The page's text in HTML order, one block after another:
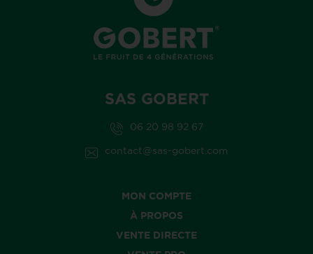
SAS GOBERT
06 20 98 92 67
contact@sas-gobert.com
MON COMPTE
À PROPOS
VENTE DIRECTE